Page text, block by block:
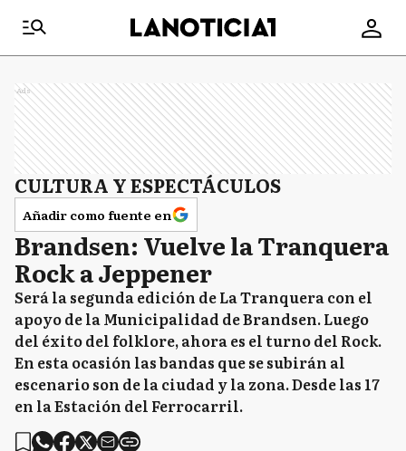
Ads
CULTURA Y ESPECTÁCULOS
Añadir como fuente en
Brandsen: Vuelve la Tranquera
Rock a Jeppener
Será la segunda edición de La Tranquera con el
apoyo de la Municipalidad de Brandsen. Luego
del éxito del folklore, ahora es el turno del Rock.
En esta ocasión las bandas que se subirán al
escenario son de la ciudad y la zona. Desde las 17
en la Estación del Ferrocarril.